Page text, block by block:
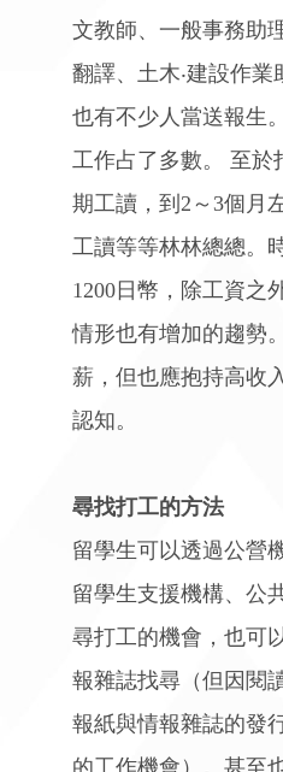
文教師、一般事務助
翻譯、土木‧建設作
也有不少人當送報生
工作占了多數。 至於
期工讀，到2～3個月
工讀等等林林總總。
1200日幣，除工資之
情形也有增加的趨勢
薪，但也應抱持高收
認知。
尋找打工的方法
留學生可以透過公營
留學生支援機構、公
尋打工的機會，也可
報雜誌找尋（但因閱
報紙與情報雜誌的發
的工作機會）。甚至